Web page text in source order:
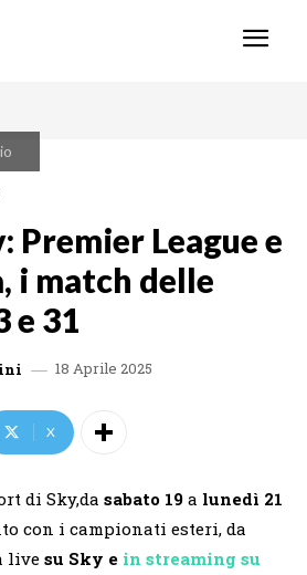
Premier League e
i match delle
e 31
18 Aprile 2025
X
di Sky,da sabato 19 a lunedì 21
con i campionati esteri, da
live su Sky e in streaming su